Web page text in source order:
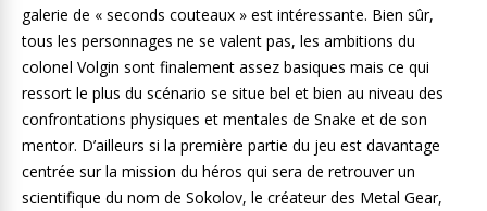
galerie de « seconds couteaux » est intéressante. Bien sûr,
tous les personnages ne se valent pas, les ambitions du
colonel Volgin sont finalement assez basiques mais ce qui
ressort le plus du scénario se situe bel et bien au niveau des
confrontations physiques et mentales de Snake et de son
mentor. D’ailleurs si la première partie du jeu est davantage
centrée sur la mission du héros qui sera de retrouver un
scientifique du nom de Sokolov, le créateur des Metal Gear,